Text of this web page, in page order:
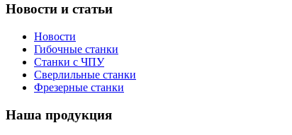
Новости и статьи
Новости
Гибочные станки
Станки с ЧПУ
Сверлильные станки
Фрезерные станки
Наша продукция